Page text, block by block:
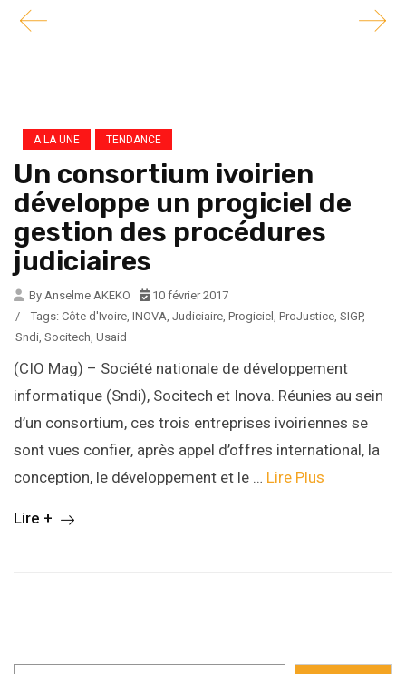
A LA UNE TENDANCE
Un consortium ivoirien
développe un progiciel de
gestion des procédures
judiciaires
By Anselme AKEKO
10 février 2017
/
Tags: Côte d'Ivoire, INOVA, Judiciaire, Progiciel , ProJustice, SIGP,
Sndi, Socitech, Usaid
(CIO Mag) – Société nationale de développement
informatique (Sndi), Socitech et Inova. Réunies au sein
d’un consortium, ces trois entreprises ivoiriennes se
sont vues confier, après appel d’offres international, la
conception, le développement et le … Lire Plus
Lire +